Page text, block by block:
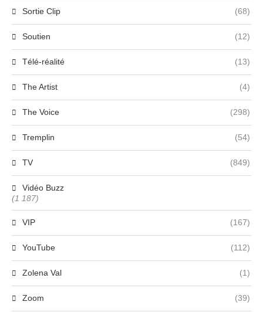
Sortie Clip (68)
Soutien (12)
Télé-réalité (13)
The Artist (4)
The Voice (298)
Tremplin (54)
TV (849)
Vidéo Buzz
(1 187)
VIP (167)
YouTube (112)
Zolena Val (1)
Zoom (39)